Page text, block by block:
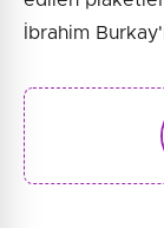
İbrahim